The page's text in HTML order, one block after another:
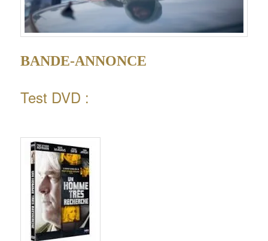
BANDE-ANNONCE
Test DVD :